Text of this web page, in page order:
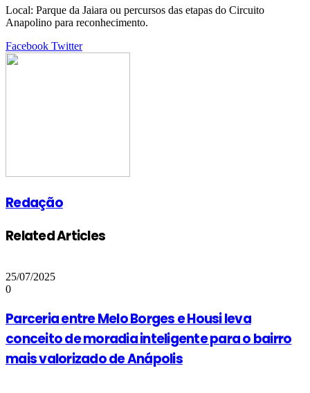
Local: Parque da Jaiara ou percursos das etapas do Circuito
Anapolino para reconhecimento.
Facebook TwitterGoogle+
LinkedIn
StumbleUpon
Tumblr
Pinterest
Reddit
VKontakte
Share
Print
Redação
Related Articles
25/07/2025
0
Parceria entre Melo Borges e Housi leva
conceito de moradia inteligente para o bairro
mais valorizado de Anápolis